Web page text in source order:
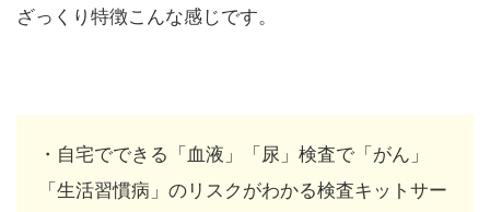
ざっくり特徴こんな感じです。
・自宅でできる「血液」「尿」検査で「がん」
「生活習慣病」のリスクがわかる検査キットサー